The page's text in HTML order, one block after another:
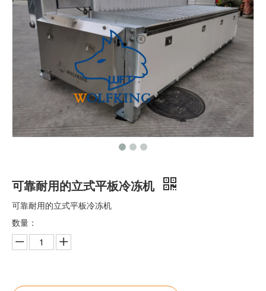
可靠耐用的立式平板冷冻机
可靠耐用的立式平板冷冻机
数量：